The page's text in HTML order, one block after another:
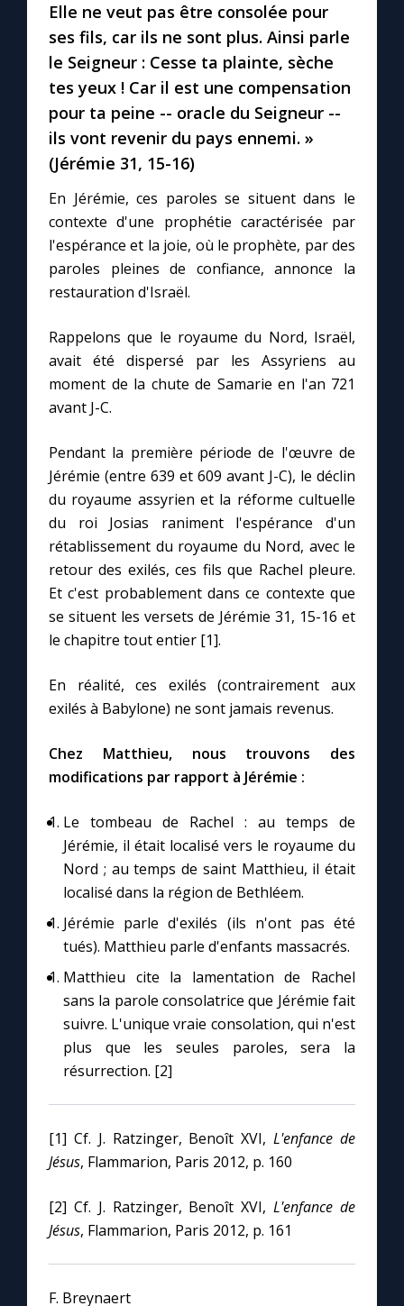
À la une
1000 Raisons de Croire
Chapelet pour le monde
Faire un don
Marie de Nazareth
Elle ne veut pas être consolée pour
ses fils, car ils ne sont plus. Ainsi parle
le Seigneur : Cesse ta plainte, sèche
tes yeux ! Car il est une compensation
pour ta peine -- oracle du Seigneur --
ils vont revenir du pays ennemi. »
(Jérémie 31, 15-16)
En Jérémie, ces paroles se situent dans le
contexte d'une prophétie caractérisée par
l'espérance et la joie, où le prophète, par des
paroles pleines de confiance, annonce la
restauration d'Israël.
Rappelons que le royaume du Nord, Israël,
avait été dispersé par les Assyriens au
moment de la chute de Samarie en l'an 721
avant J-C.
Pendant la première période de l'œuvre de
Jérémie (entre 639 et 609 avant J-C), le déclin
du royaume assyrien et la réforme cultuelle
du roi Josias raniment l'espérance d'un
rétablissement du royaume du Nord, avec le
retour des exilés, ces fils que Rachel pleure.
Et c'est probablement dans ce contexte que
se situent les versets de Jérémie 31, 15-16 et
le chapitre tout entier [1].
En réalité, ces exilés (contrairement aux
exilés à Babylone) ne sont jamais revenus.
Chez Matthieu, nous trouvons des
modifications par rapport à Jérémie :
Le tombeau de Rachel : au temps de
Jérémie, il était localisé vers le royaume du
Nord ; au temps de saint Matthieu, il était
localisé dans la région de Bethléem.
Jérémie parle d'exilés (ils n'ont pas été
tués). Matthieu parle d'enfants massacrés.
Matthieu cite la lamentation de Rachel
sans la parole consolatrice que Jérémie fait
suivre. L'unique vraie consolation, qui n'est
plus que les seules paroles, sera la
résurrection. [2]
[1] Cf. J. Ratzinger, Benoît XVI,L'enfance de
Jésus, Flammarion, Paris 2012, p. 160
[2] Cf. J. Ratzinger, Benoît XVI,L'enfance de
Jésus, Flammarion, Paris 2012, p. 161
F. Breynaert